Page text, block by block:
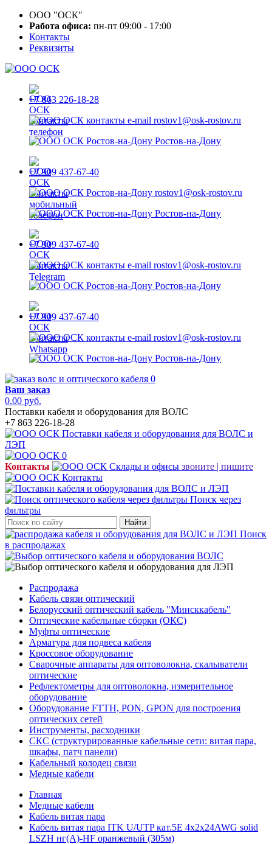
ООО "ОСК"
Работа офиса: пн-пт 09:00 - 17:00
Контакты
Реквизиты
+7 863 226-18-28
rostov1@osk-rostov.ru
Ростов-на-Дону
+7 909 437-67-40
rostov1@osk-rostov.ru
Ростов-на-Дону
+7 909 437-67-40
rostov1@osk-rostov.ru
Ростов-на-Дону
+7 909 437-67-40
rostov1@osk-rostov.ru
Ростов-на-Дону
0
Ваш заказ
0.00 руб.
Поставки кабеля и оборудования для ВОЛС
+7 863 226-18-28
0
Контакты
звоните | пишите
Поиск через
фильтры
Найти
Поиск
в распродажах
Распродажа
Кабель связи оптический
Белорусский оптический кабель "Минсккабель"
Оптические кабельные сборки (ОКС)
Муфты оптические
Арматура для подвеса кабеля
Кроссовое оборудование
Сварочные аппараты для оптоволокна, скалыватели
оптические
Рефлектометры для оптоволокна, измерительное
оборудование
Оборудование FTTH, PON, GPON для построения
оптических сетей
Инструменты, расходники
СКС (структурированные кабельные сети: ​витая пара,
шкафы, патч панели)
Кабельный колодец связи
Медные кабели
Главная
Медные кабели
Кабель витая пара
Кабель витая пара ITK U/UTP кат.5E 4х2х24AWG solid
LSZH нг(А)-HF оранжевый (305м)